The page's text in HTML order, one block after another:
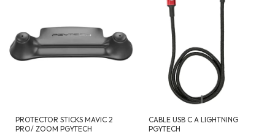
PROTECTOR STICKS MAVIC 2
PRO/ ZOOM PGYTECH
CABLE USB C A LIGHTNING
PGYTECH